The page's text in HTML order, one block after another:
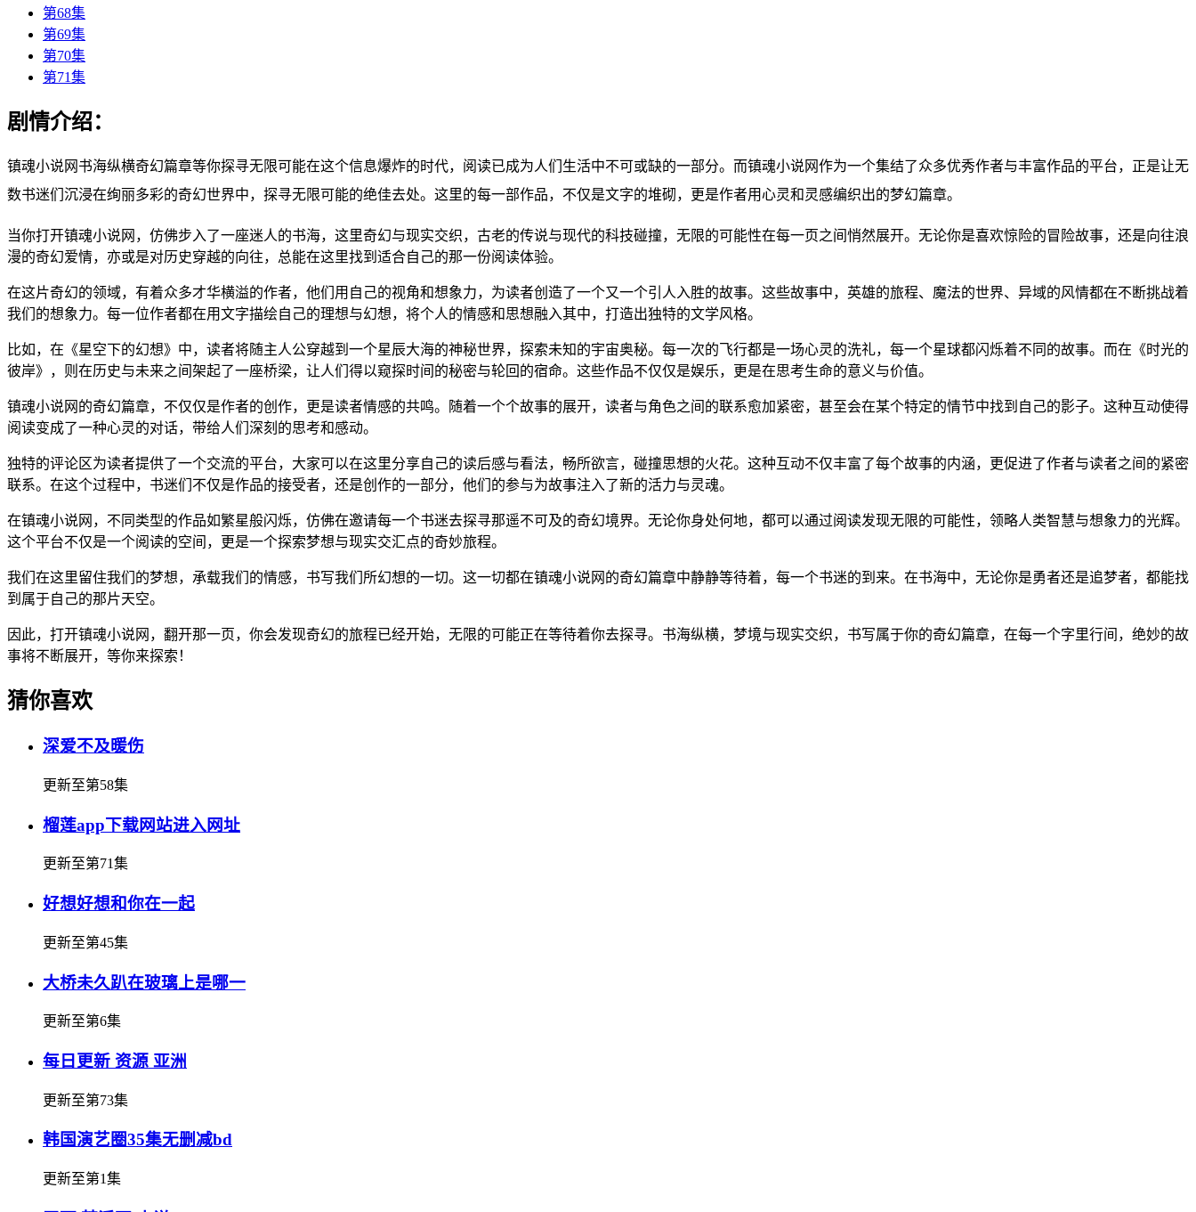
第68集
第69集
第70集
第71集
剧情介绍：
镇魂小说网书海纵横奇幻篇章等你探寻无限可能在这个信息爆炸的时代，阅读已成为人们生活中不可或缺的一部分。而镇魂小说网作为一个集结了众多优秀作者与丰富作品的平台，正是让无
数书迷们沉浸在绚丽多彩的奇幻世界中，探寻无限可能的绝佳去处。这里的每一部作品，不仅是文字的堆砌，更是作者用心灵和灵感编织出的梦幻篇章。
当你打开镇魂小说网，仿佛步入了一座迷人的书海，这里奇幻与现实交织，古老的传说与现代的科技碰撞，无限的可能性在每一页之间悄然展开。无论你是喜欢惊险的冒险故事，还是向往浪
漫的奇幻爱情，亦或是对历史穿越的向往，总能在这里找到适合自己的那一份阅读体验。
在这片奇幻的领域，有着众多才华横溢的作者，他们用自己的视角和想象力，为读者创造了一个又一个引人入胜的故事。这些故事中，英雄的旅程、魔法的世界、异域的风情都在不断挑战着
我们的想象力。每一位作者都在用文字描绘自己的理想与幻想，将个人的情感和思想融入其中，打造出独特的文学风格。
比如，在《星空下的幻想》中，读者将随主人公穿越到一个星辰大海的神秘世界，探索未知的宇宙奥秘。每一次的飞行都是一场心灵的洗礼，每一个星球都闪烁着不同的故事。而在《时光的
彼岸》，则在历史与未来之间架起了一座桥梁，让人们得以窥探时间的秘密与轮回的宿命。这些作品不仅仅是娱乐，更是在思考生命的意义与价值。
镇魂小说网的奇幻篇章，不仅仅是作者的创作，更是读者情感的共鸣。随着一个个故事的展开，读者与角色之间的联系愈加紧密，甚至会在某个特定的情节中找到自己的影子。这种互动使得
阅读变成了一种心灵的对话，带给人们深刻的思考和感动。
独特的评论区为读者提供了一个交流的平台，大家可以在这里分享自己的读后感与看法，畅所欲言，碰撞思想的火花。这种互动不仅丰富了每个故事的内涵，更促进了作者与读者之间的紧密
联系。在这个过程中，书迷们不仅是作品的接受者，还是创作的一部分，他们的参与为故事注入了新的活力与灵魂。
在镇魂小说网，不同类型的作品如繁星般闪烁，仿佛在邀请每一个书迷去探寻那遥不可及的奇幻境界。无论你身处何地，都可以通过阅读发现无限的可能性，领略人类智慧与想象力的光辉。
这个平台不仅是一个阅读的空间，更是一个探索梦想与现实交汇点的奇妙旅程。
我们在这里留住我们的梦想，承载我们的情感，书写我们所幻想的一切。这一切都在镇魂小说网的奇幻篇章中静静等待着，每一个书迷的到来。在书海中，无论你是勇者还是追梦者，都能找
到属于自己的那片天空。
因此，打开镇魂小说网，翻开那一页，你会发现奇幻的旅程已经开始，无限的可能正在等待着你去探寻。书海纵横，梦境与现实交织，书写属于你的奇幻篇章，在每一个字里行间，绝妙的故
事将不断展开，等你来探索！
猜你喜欢
深爱不及暖伤
更新至第58集
榴莲app下载网站进入网址
更新至第71集
好想好想和你在一起
更新至第45集
大桥未久趴在玻璃上是哪一
更新至第6集
每日更新 资源 亚洲
更新至第73集
韩国演艺圈35集无删减bd
更新至第1集